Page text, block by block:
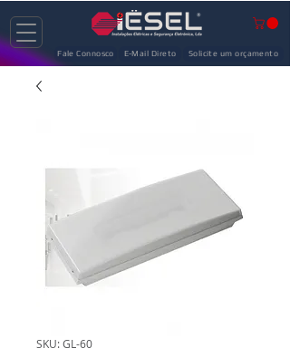
Fale Connosco E-Mail Direto Solicite um orçamento
SKU: GL-60